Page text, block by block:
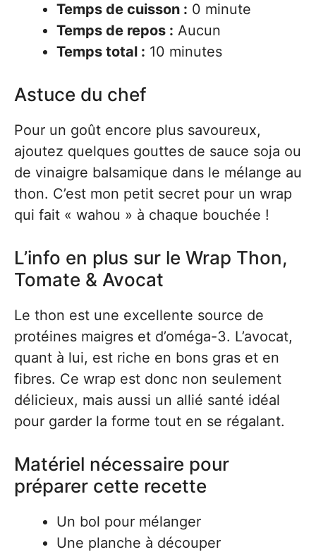
Temps de cuisson : 0 minute
Temps de repos : Aucun
Temps total : 10 minutes
Astuce du chef
Pour un goût encore plus savoureux,
ajoutez quelques gouttes de sauce soja ou
de vinaigre balsamique dans le mélange au
thon. C’est mon petit secret pour un wrap
qui fait « wahou » à chaque bouchée !
L’info en plus sur le Wrap Thon,
Tomate & Avocat
Le thon est une excellente source de
protéines maigres et d’oméga-3. L’avocat,
quant à lui, est riche en bons gras et en
fibres. Ce wrap est donc non seulement
délicieux, mais aussi un allié santé idéal
pour garder la forme tout en se régalant.
Matériel nécessaire pour
préparer cette recette
Un bol pour mélanger
Une planche à découper